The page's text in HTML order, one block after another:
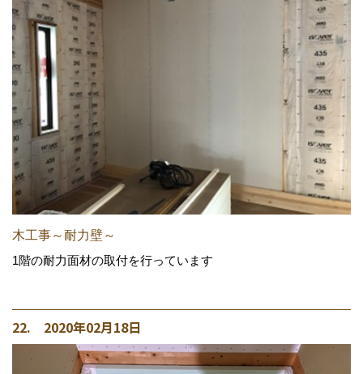
木工事～耐力壁～
1階の耐力面材の取付を行っています
22. 2020年02月18日